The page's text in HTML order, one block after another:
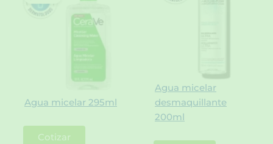
Agua micelar 295ml
Cotizar
Agua micelar
desmaquillante
200ml